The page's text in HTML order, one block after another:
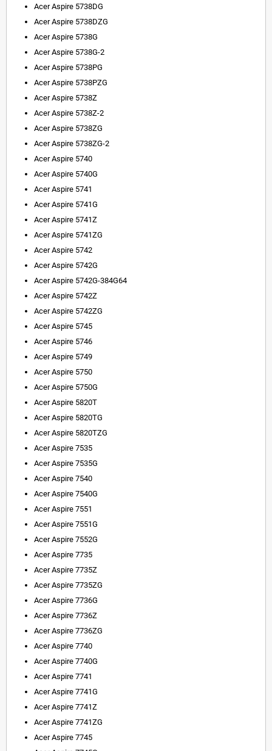
Acer Aspire 5738DG
Acer Aspire 5738DZG
Acer Aspire 5738G
Acer Aspire 5738G-2
Acer Aspire 5738PG
Acer Aspire 5738PZG
Acer Aspire 5738Z
Acer Aspire 5738Z-2
Acer Aspire 5738ZG
Acer Aspire 5738ZG-2
Acer Aspire 5740
Acer Aspire 5740G
Acer Aspire 5741
Acer Aspire 5741G
Acer Aspire 5741Z
Acer Aspire 5741ZG
Acer Aspire 5742
Acer Aspire 5742G
Acer Aspire 5742G-384G64
Acer Aspire 5742Z
Acer Aspire 5742ZG
Acer Aspire 5745
Acer Aspire 5746
Acer Aspire 5749
Acer Aspire 5750
Acer Aspire 5750G
Acer Aspire 5820T
Acer Aspire 5820TG
Acer Aspire 5820TZG
Acer Aspire 7535
Acer Aspire 7535G
Acer Aspire 7540
Acer Aspire 7540G
Acer Aspire 7551
Acer Aspire 7551G
Acer Aspire 7552G
Acer Aspire 7735
Acer Aspire 7735Z
Acer Aspire 7735ZG
Acer Aspire 7736G
Acer Aspire 7736Z
Acer Aspire 7736ZG
Acer Aspire 7740
Acer Aspire 7740G
Acer Aspire 7741
Acer Aspire 7741G
Acer Aspire 7741Z
Acer Aspire 7741ZG
Acer Aspire 7745